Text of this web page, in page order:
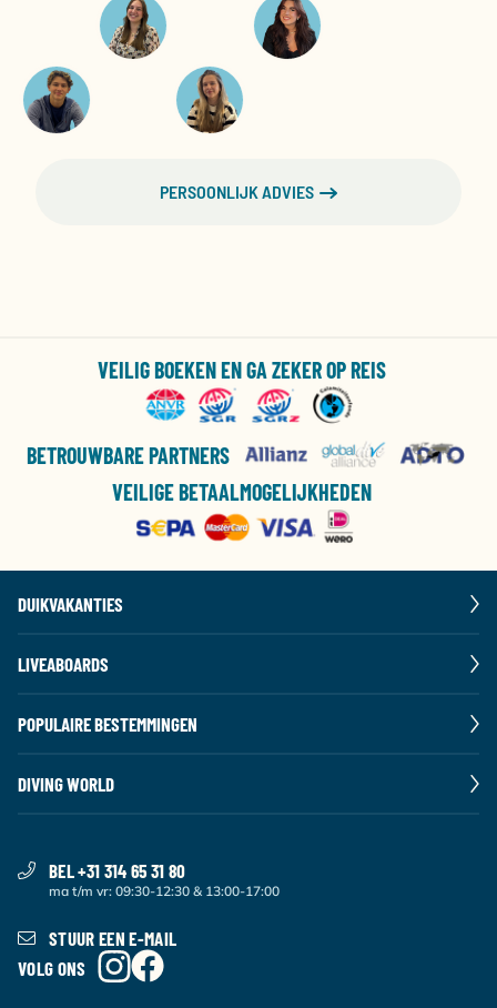
PERSOONLIJK ADVIES
VEILIG BOEKEN EN GA ZEKER OP REIS
BETROUWBARE PARTNERS
VEILIGE BETAALMOGELIJKHEDEN
DUIKVAKANTIES
LIVEABOARDS
POPULAIRE BESTEMMINGEN
DIVING WORLD
BEL +31 314 65 31 80
ma t/m vr: 09:30-12:30 & 13:00-17:00
STUUR EEN E-MAIL
VOLG ONS